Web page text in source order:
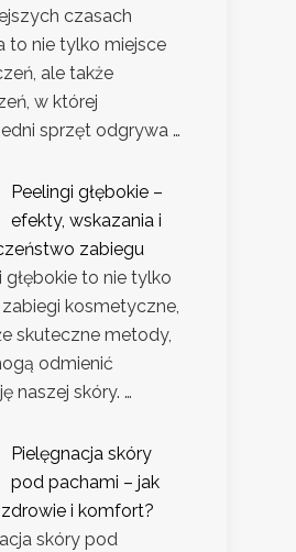
czasach
to nie tylko miejsce
ale także
w której
sprzęt odgrywa …
Peelingi głębokie –
efekty, wskazania i
zabiegu
głębokie to nie tylko
kosmetyczne,
skuteczne metody,
odmienić
naszej skóry. …
Pielęgnacja skóry
pod pachami – jak
i komfort?
skóry pod